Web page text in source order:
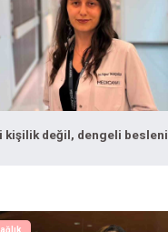
kişilik değil, dengeli